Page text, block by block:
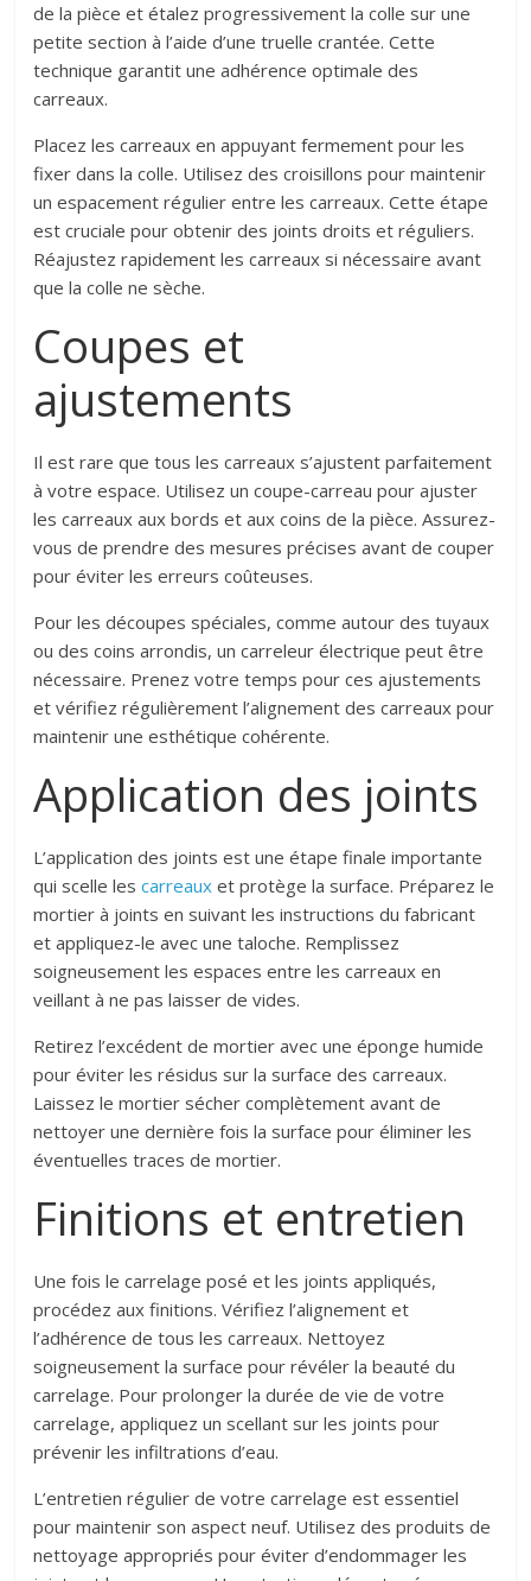
de la pièce et étalez progressivement la colle sur une
petite section à l’aide d’une truelle crantée. Cette
technique garantit une adhérence optimale des
carreaux.
Placez les carreaux en appuyant fermement pour les
fixer dans la colle. Utilisez des croisillons pour maintenir
un espacement régulier entre les carreaux. Cette étape
est cruciale pour obtenir des joints droits et réguliers.
Réajustez rapidement les carreaux si nécessaire avant
que la colle ne sèche.
Coupes et
ajustements
Il est rare que tous les carreaux s’ajustent parfaitement
à votre espace. Utilisez un coupe-carreau pour ajuster
les carreaux aux bords et aux coins de la pièce. Assurez-
vous de prendre des mesures précises avant de couper
pour éviter les erreurs coûteuses.
Pour les découpes spéciales, comme autour des tuyaux
ou des coins arrondis, un carreleur électrique peut être
nécessaire. Prenez votre temps pour ces ajustements
et vérifiez régulièrement l’alignement des carreaux pour
maintenir une esthétique cohérente.
Application des joints
L’application des joints est une étape finale importante
qui scelle lescarreaux et protège la surface. Préparez le
mortier à joints en suivant les instructions du fabricant
et appliquez-le avec une taloche. Remplissez
soigneusement les espaces entre les carreaux en
veillant à ne pas laisser de vides.
Retirez l’excédent de mortier avec une éponge humide
pour éviter les résidus sur la surface des carreaux.
Laissez le mortier sécher complètement avant de
nettoyer une dernière fois la surface pour éliminer les
éventuelles traces de mortier.
Finitions et entretien
Une fois le carrelage posé et les joints appliqués,
procédez aux finitions. Vérifiez l’alignement et
l’adhérence de tous les carreaux. Nettoyez
soigneusement la surface pour révéler la beauté du
carrelage. Pour prolonger la durée de vie de votre
carrelage, appliquez un scellant sur les joints pour
prévenir les infiltrations d’eau.
L’entretien régulier de votre carrelage est essentiel
pour maintenir son aspect neuf. Utilisez des produits de
nettoyage appropriés pour éviter d’endommager les